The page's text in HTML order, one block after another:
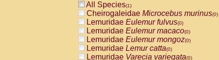
All Species(1)
Cheirogaleidae Microcebus murinus(0)
Lemuridae Eulemur fulvus(0)
Lemuridae Eulemur macaco(0)
Lemuridae Eulemur mongoz(0)
Lemuridae Lemur catta(0)
Lemuridae Varecia variegata(0)